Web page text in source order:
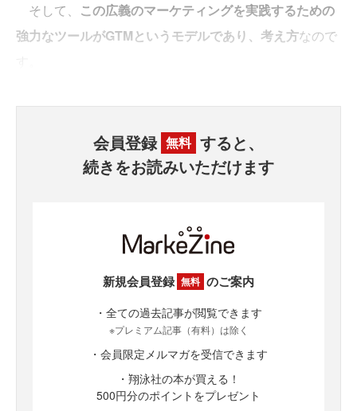
そして、 この広義のマーケティングを実践するための
強力なツールがGTMというモデルであり、考え方なので
会員登録 無料 すると、
続きをお読みいただけます
新規会員登録 無料 のご案内
・全ての過去記事が閲覧できます
※プレミアム記事（有料）は除く
・会員限定メルマガを受信できます
・翔泳社の本が買える！
500円分のポイントをプレゼント